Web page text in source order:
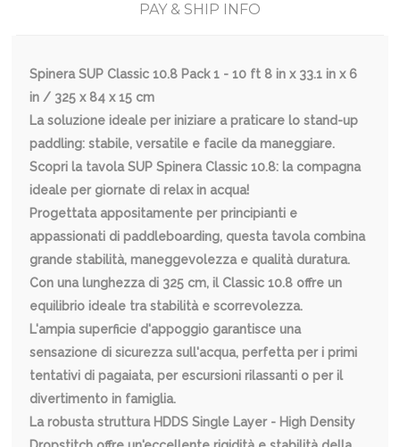
PAY & SHIP INFO
Spinera SUP Classic 10.8 Pack 1 - 10 ft 8 in x 33.1 in x 6
in / 325 x 84 x 15 cm
La soluzione ideale per iniziare a praticare lo stand-up
paddling: stabile, versatile e facile da maneggiare.
Scopri la tavola SUP Spinera Classic 10.8: la compagna
ideale per giornate di relax in acqua!
Progettata appositamente per principianti e
appassionati di paddleboarding, questa tavola combina
grande stabilità, maneggevolezza e qualità duratura.
Con una lunghezza di 325 cm, il Classic 10.8 offre un
equilibrio ideale tra stabilità e scorrevolezza.
L'ampia superficie d'appoggio garantisce una
sensazione di sicurezza sull'acqua, perfetta per i primi
tentativi di pagaiata, per escursioni rilassanti o per il
divertimento in famiglia.
La robusta struttura HDDS Single Layer - High Density